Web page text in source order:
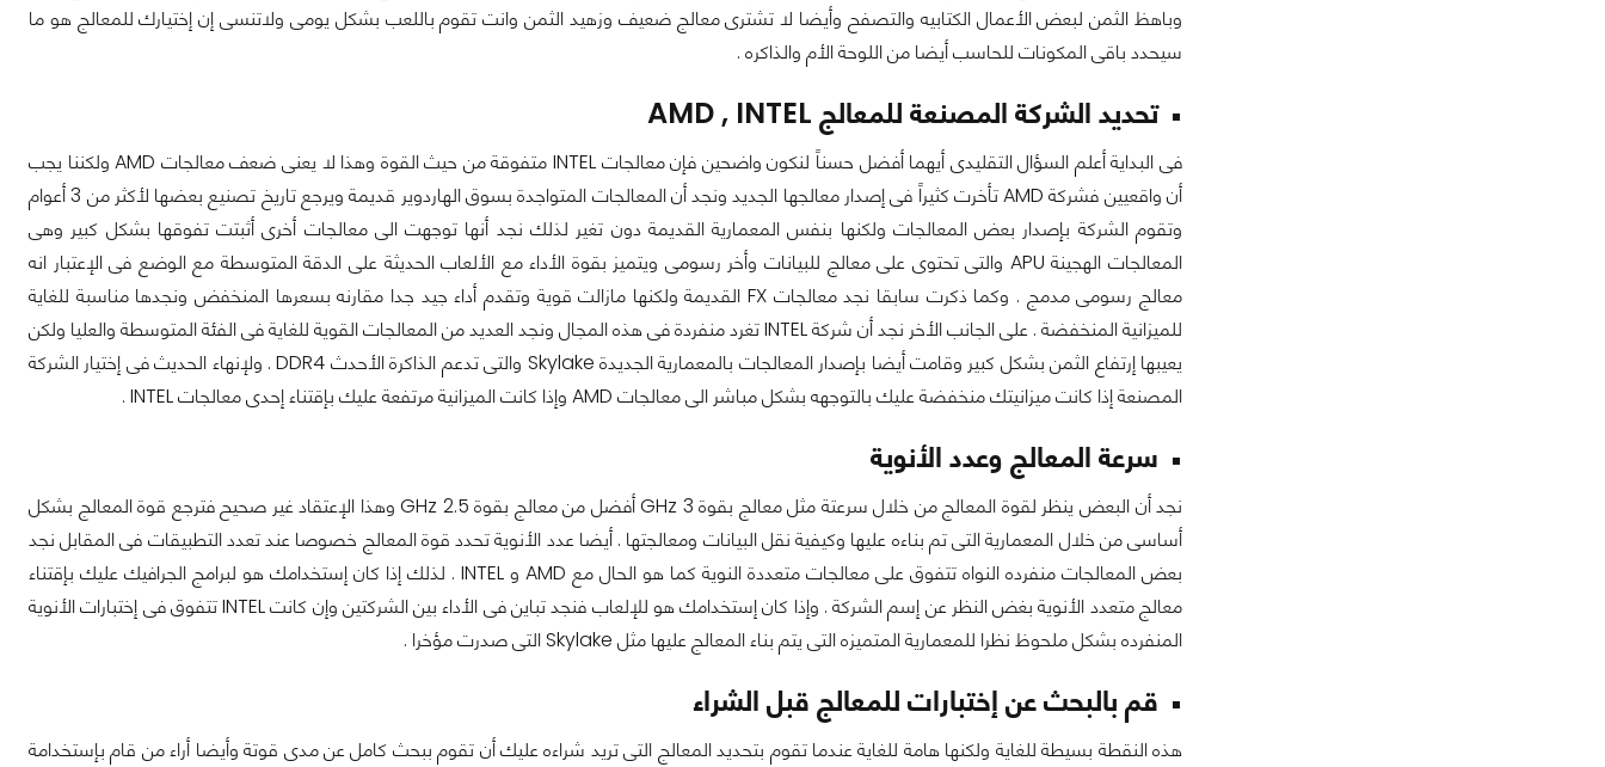
وباهظ الثمن لبعض الأعمال الكتابيه والتصفح وأيضا لا تشترى معالج ضعيف وزهيد الثمن وانت تقوم باللعب بشكل يومى ولاتنسى إن إختيارك للمعالج هو ما
سيحدد باقى المكونات للحاسب أيضا من اللوحة الأم والذاكره .
تحديد الشركة المصنعة للمعالج AMD , INTEL
فى البداية أعلم السؤال التقليدى أيهما أفضل حسناً لنكون واضحين فإن معالجات INTEL متفوقة من حيث القوة وهذا لا يعنى ضعف معالجات AMD ولكننا يجب
أن واقعيين فشركة AMD تأخرت كثيراً فى إصدار معالجها الجديد ونجد أن المعالجات المتواجدة بسوق الهاردوير قديمة ويرجع تاريخ تصنيع بعضها لأكثر من 3 أعوام
وتقوم الشركة بإصدار بعض المعالجات ولكنها بنفس المعمارية القديمة دون تغير لذلك نجد أنها توجهت الى معالجات أخرى أثبتت تفوقها بشكل كبير وهى
المعالجات الهجينة APU والتى تحتوى على معالج للبيانات وأخر رسومى ويتميز بقوة الأداء مع الألعاب الحديثة على الدقة المتوسطة مع الوضع فى الإعتبار انه
معالج رسومى مدمج . وكما ذكرت سابقا نجد معالجات FX القديمة ولكنها مازالت قوية وتقدم أداء جيد جدا مقارنه بسعرها المنخفض ونجدها مناسبة للغاية
للميزانية المنخفضة . على الجانب الأخر نجد أن شركة INTEL تغرد منفردة فى هذه المجال ونجد العديد من المعالجات القوية للغاية فى الفئة المتوسطة والعليا ولكن
يعيبها إرتفاع الثمن بشكل كبير وقامت أيضا بإصدار المعالجات بالمعمارية الجديدة Skylake والتى تدعم الذاكرة الأحدث DDR4 . ولإنهاء الحديث فى إختيار الشركة
المصنعة إذا كانت ميزانيتك منخفضة عليك بالتوجهه بشكل مباشر الى معالجات AMD وإذا كانت الميزانية مرتفعة عليك بإقتناء إحدى معالجات INTEL .
سرعة المعالج وعدد الأنوية
نجد أن البعض ينظر لقوة المعالج من خلال سرعتة مثل معالج بقوة GHz 3 أفضل من معالج بقوة GHz 2.5 وهذا الإعتقاد غير صحيح فترجع قوة المعالج بشكل
أساسى من خلال المعمارية التى تم بناءه عليها وكيفية نقل البيانات ومعالجتها . أيضا عدد الأنوية تحدد قوة المعالج خصوصا عند تعدد التطبيقات فى المقابل نجد
بعض المعالجات منفرده النواه تتفوق على معالجات متعددة النوية كما هو الحال مع AMD و INTEL . لذلك إذا كان إستخدامك هو لبرامج الجرافيك عليك بإقتناء
معالج متعدد الأنوية بغض النظر عن إسم الشركة . وإذا كان إستخدامك هو للإلعاب فنجد تباين فى الأداء بين الشركتين وإن كانت INTEL تتفوق فى إختبارات الأنوية
المنفرده بشكل ملحوظ نظرا للمعمارية المتميزه التى يتم بناء المعالج عليها مثل Skylake التى صدرت مؤخرا .
قم بالبحث عن إختبارات للمعالج قبل الشراء
هذه النقطة بسيطة للغاية ولكنها هامة للغاية عندما تقوم بتحديد المعالج التى تريد شراءه عليك أن تقوم ببحث كامل عن مدى قوتة وأيضا أراء من قام بإستخدامة